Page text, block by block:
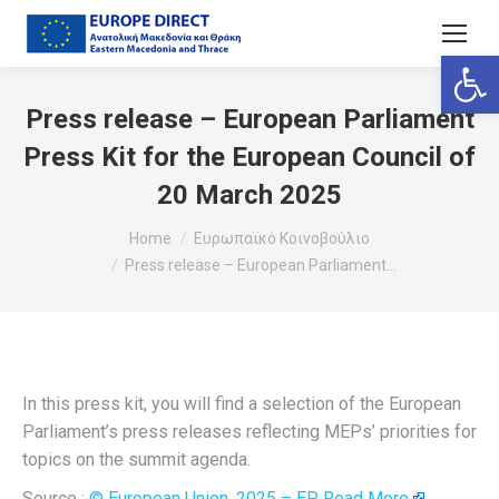
Press release – European Parliament
Press Kit for the European Council of
20 March 2025
Home
Ευρωπαϊκό Κοινοβούλιο
Press release – European Parliament…
In this press kit, you will find a selection of the European
Parliament’s press releases reflecting MEPs’ priorities for
topics on the summit agenda.